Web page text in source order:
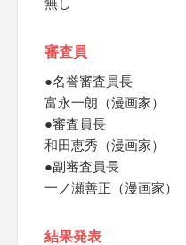
無し
審査員
●名誉審査員長
富永一朗（漫画家）
●審査員長
和田恵秀（漫画家）
●副審査員長
一ノ瀬善正（漫画家）
結果発表